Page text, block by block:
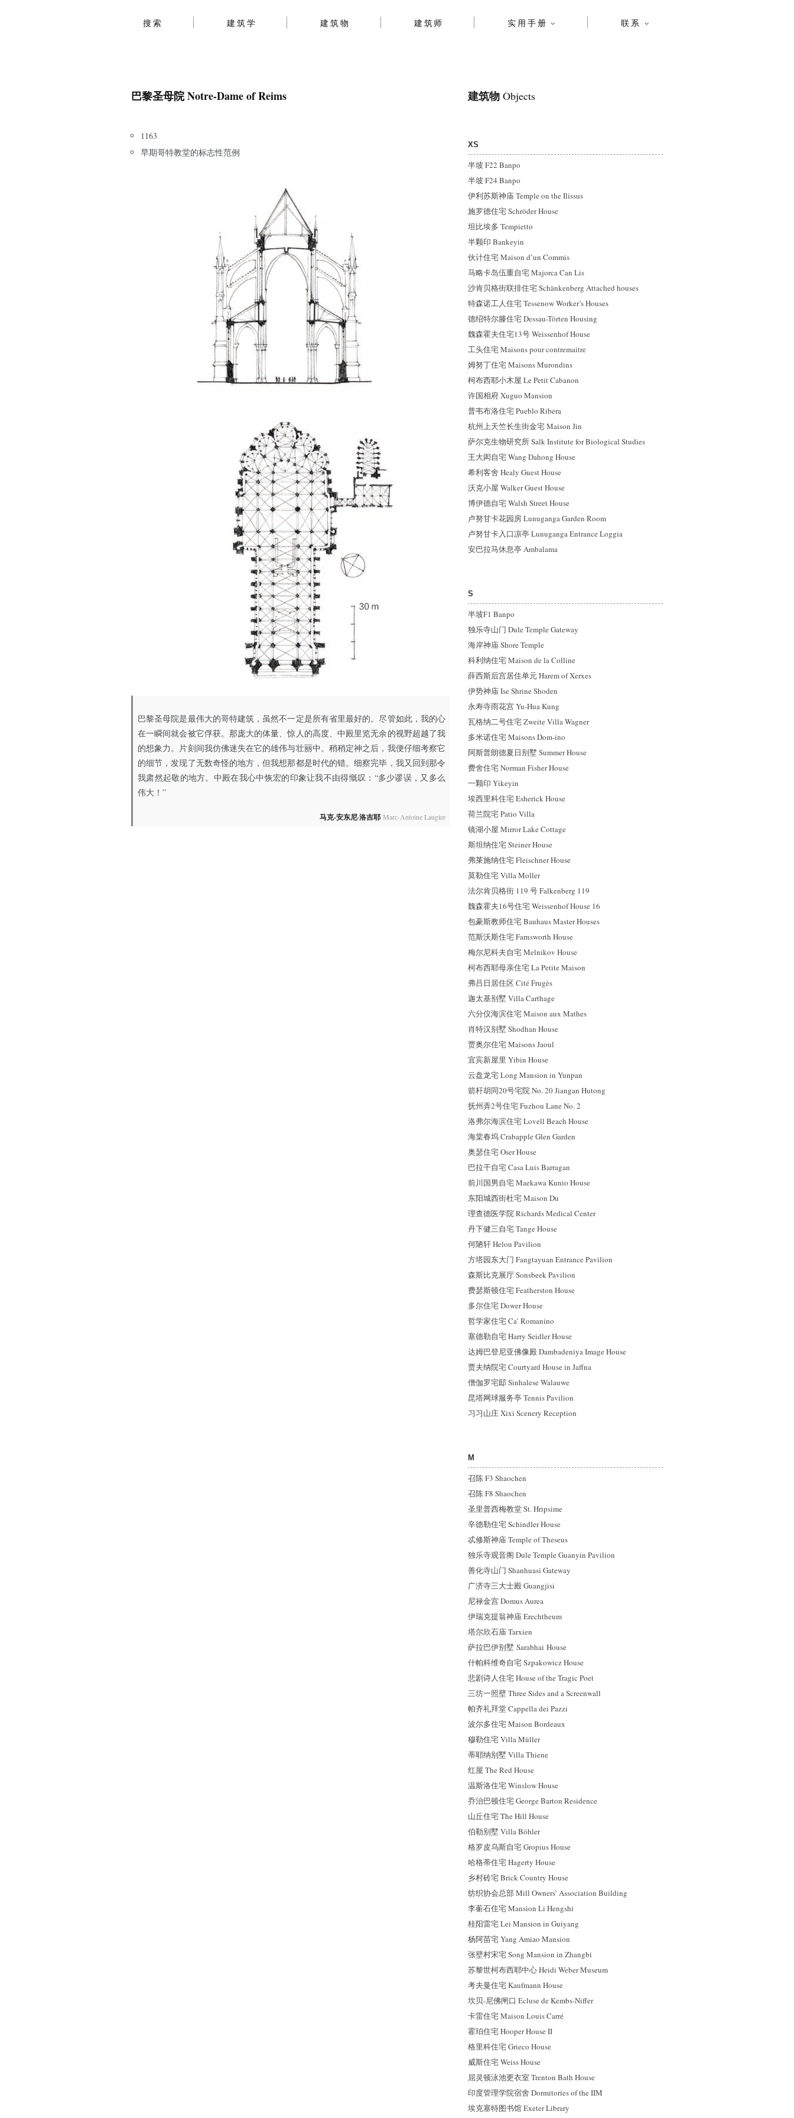
搜索 建筑学 建筑物 建筑师 实用手册 联系
巴黎圣母院 Notre-Dame of Reims
1163
早期哥特教堂的标志性范例
巴黎圣母院是最伟大的哥特建筑，虽然不一定是所有省里最好的。尽管如此，我的心
在一瞬间就会被它俘获。那庞大的体量、惊人的高度、中殿里览无余的视野超越了我
的想象力。片刻间我仿佛迷失在它的雄伟与壮丽中。稍稍定神之后，我便仔细考察它
的细节，发现了无数奇怪的地方，但我想那都是时代的错。细察完毕，我又回到那令
我肃然起敬的地方。中殿在我心中恢宏的印象让我不由得慨叹：“多少谬误，又多么
伟大！”
马克-安东尼·洛吉耶 Marc-Antoine Laugier
建筑物 Objects
XS
半坡 F22 Banpo
半坡 F24 Banpo
伊利苏斯神庙 Temple on the Ilissus
施罗德住宅 Schröder House
坦比埃多 Tempietto
半颗印 Bankeyin
伙计住宅 Maison d’un Commis
马略卡岛伍重自宅 Majorca Can Lis
沙肯贝格街联排住宅 Schänkenberg Attached houses
特森诺工人住宅 Tessenow Worker’s Houses
德绍特尔滕住宅 Dessau-Törten Housing
魏森霍夫住宅13号 Weissenhof House
工头住宅 Maisons pour contremaitre
姆努丁住宅 Maisons Murondins
柯布西耶小木屋 Le Petit Cabanon
许国相府 Xuguo Mansion
普韦布洛住宅 Pueblo Ribera
杭州上天竺长生街金宅 Maison Jin
萨尔克生物研究所 Salk Institute for Biological Studies
王大闳自宅 Wang Dahong House
希利客舍 Healy Guest House
沃克小屋 Walker Guest House
博伊德自宅 Walsh Street House
卢努甘卡花园房 Lunuganga Garden Room
卢努甘卡入口凉亭 Lunuganga Entrance Loggia
安巴拉马休息亭 Ambalama
S
半坡F1 Banpo
独乐寺山门 Dule Temple Gateway
海岸神庙 Shore Temple
科利纳住宅 Maison de la Colline
薛西斯后宫居住单元 Harem of Xerxes
伊势神庙 Ise Shrine Shoden
永寿寺雨花宫 Yu-Hua Kung
瓦格纳二号住宅 Zweite Villa Wagner
多米诺住宅 Maisons Dom-ino
阿斯普朗德夏日别墅 Summer House
费舍住宅 Norman Fisher House
一颗印 Yikeyin
埃西里科住宅 Esherick House
荷兰院宅 Patio Villa
镜湖小屋 Mirror Lake Cottage
斯坦纳住宅 Steiner House
弗莱施纳住宅 Fleischner House
莫勒住宅 Villa Moller
法尔肯贝格街 119 号 Falkenberg 119
魏森霍夫16号住宅 Weissenhof House 16
包豪斯教师住宅 Bauhaus Master Houses
范斯沃斯住宅 Farnsworth House
梅尔尼科夫自宅 Melnikov House
柯布西耶母亲住宅 La Petite Maison
弗吕日居住区 Cité Frugès
迦太基别墅 Villa Carthage
六分仪海滨住宅 Maison aux Mathes
肖特汉别墅 Shodhan House
贾奥尔住宅 Maisons Jaoul
宜宾新屋里 Yibin House
云盘龙宅 Long Mansion in Yunpan
箭杆胡同20号宅院 No. 20 Jiangan Hutong
抚州弄2号住宅 Fuzhou Lane No. 2
洛弗尔海滨住宅 Lovell Beach House
海棠春坞 Crabapple Glen Garden
奥瑟住宅 Oser House
巴拉干自宅 Casa Luis Barragan
前川国男自宅 Maekawa Kunio House
东阳城西街杜宅 Maison Du
理查德医学院 Richards Medical Center
丹下健三自宅 Tange House
何陋轩 Helou Pavilion
方塔园东大门 Fangtayuan Entrance Pavilion
森斯比克展厅 Sonsbeek Pavilion
费瑟斯顿住宅 Featherston House
多尔住宅 Dower House
哲学家住宅 Ca’ Romanino
塞德勒自宅 Harry Seidler House
达姆巴登尼亚佛像殿 Dambadeniya Image House
贾夫纳院宅 Courtyard House in Jaffna
僧伽罗宅邸 Sinhalese Walauwe
昆塔网球服务亭 Tennis Pavilion
习习山庄 Xixi Scenery Reception
M
召陈 F3 Shaochen
召陈 F8 Shaochen
圣里普西梅教堂 St. Hripsime
辛德勒住宅 Schindler House
忒修斯神庙 Temple of Theseus
独乐寺观音阁 Dule Temple Guanyin Pavilion
善化寺山门 Shanhuasi Gateway
广济寺三大士殿 Guangjisi
尼禄金宫 Domus Aurea
伊瑞克提翁神庙 Erechtheum
塔尔欣石庙 Tarxien
萨拉巴伊别墅 Sarabhai House
什帕科维奇自宅 Szpakowicz House
悲剧诗人住宅 House of the Tragic Poet
三坊一照壁 Three Sides and a Screenwall
帕齐礼拜堂 Cappella dei Pazzi
波尔多住宅 Maison Bordeaux
穆勒住宅 Villa Müller
蒂耶纳别墅 Villa Thiene
红屋 The Red House
温斯洛住宅 Winslow House
乔治巴顿住宅 George Barton Residence
山丘住宅 The Hill House
伯勒别墅 Villa Böhler
格罗皮乌斯自宅 Gropius House
哈格蒂住宅 Hagerty House
乡村砖宅 Brick Country House
纺织协会总部 Mill Owners’ Association Building
李蘅石住宅 Mansion Li Hengshi
桂阳雷宅 Lei Mansion in Guiyang
杨阿苗宅 Yang Amiao Mansion
张壁村宋宅 Song Mansion in Zhangbi
苏黎世柯布西耶中心 Heidi Weber Museum
考夫曼住宅 Kaufmann House
坎贝-尼佛闸口 Ecluse de Kembs-Niffer
卡雷住宅 Maison Louis Carré
霍珀住宅 Hooper House II
格里科住宅 Grieco House
威斯住宅 Weiss House
屈灵顿泳池更衣室 Trenton Bath House
印度管理学院宿舍 Dormitories of the IIM
埃克塞特图书馆 Exeter Library